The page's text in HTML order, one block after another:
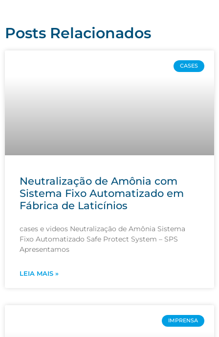
Posts Relacionados
CASES
Neutralização de Amônia com
Sistema Fixo Automatizado em
Fábrica de Laticínios
cases e videos Neutralização de Amônia Sistema
Fixo Automatizado Safe Protect System – SPS
Apresentamos
LEIA MAIS »
IMPRENSA